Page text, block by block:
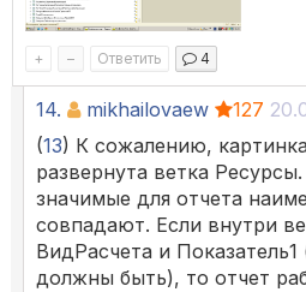
+ – Ответить 4
14. mikhailovaew 127
(13) К сожалению,
развернута ветка
значимые для отчета
совпадают. Если внутри
ВидРасчета и Показатель1
должны быть), то отчет